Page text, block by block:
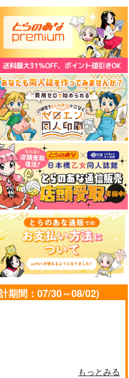
期間：07/30～08/02)
もっとみる